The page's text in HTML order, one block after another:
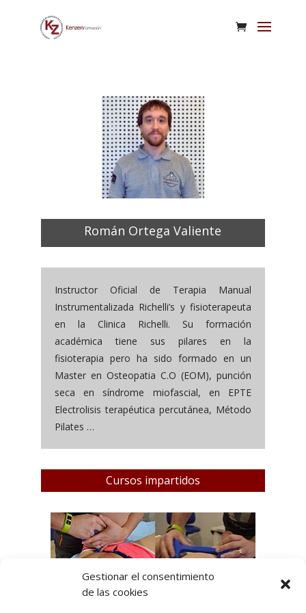
Gestionar el consentimiento
de las cookies
Román Ortega Valiente
Instructor Oficial de Terapia Manual
Instrumentalizada Richelli’s y fisioterapeuta
en la Clinica Richelli. Su formación
académica tiene sus pilares en la
fisioterapia pero ha sido formado en un
Master en Osteopatia C.O (EOM), punción
seca en síndrome miofascial, en EPTE
Electrolisis terapéutica percutánea, Método
Pilates …
Cursos impartidos